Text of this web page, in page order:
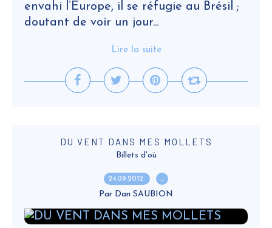
envahi l’Europe, il se réfugie au Brésil ;
doutant de voir un jour...
Lire la suite
DU VENT DANS MES MOLLETS
Billets d'où
24.09.2012 …
Par Dan SAUBION